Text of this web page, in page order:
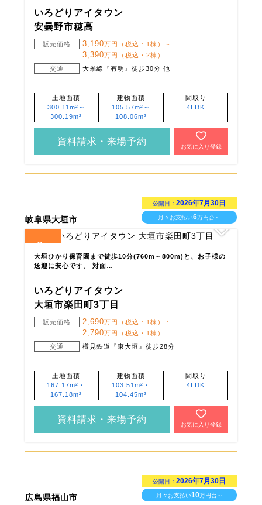
いろどりアイタウン
安曇野市穂高
販売価格 3,190万円（税込・1棟）～
3,390万円（税込・2棟）
交通
大糸線『有明』徒歩30分 他
土地面積
300.11m²～
300.19m²
建物面積
105.57m²～
108.06m²
間取り
4LDK
資料請求・来場予約
お気に入り登録
岐阜県大垣市
公開日：2026年7月30日
月々お支払い6万円台～
3
大垣ひかり保育園まで徒歩10分(760m～800m)と、お子様の
送迎に安心です。 対面…
いろどりアイタウン
大垣市楽田町3丁目
販売価格 2,690万円（税込・1棟）・
2,790万円（税込・1棟）
交通
樽見鉄道『東大垣』徒歩28分
土地面積
167.17m²・
167.18m²
建物面積
103.51m²・
104.45m²
間取り
4LDK
資料請求・来場予約
お気に入り登録
広島県福山市
公開日：2026年7月30日
月々お支払い10万円台～